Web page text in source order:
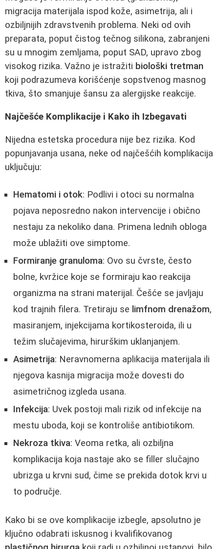
migracija materijala ispod kože, asimetrija, ali i
ozbiljnijih zdravstvenih problema. Neki od ovih
preparata, poput čistog tečnog silikona, zabranjeni
su u mnogim zemljama, poput SAD, upravo zbog
visokog rizika. Važno je istražiti biološki tretman
koji podrazumeva korišćenje sopstvenog masnog
tkiva, što smanjuje šansu za alergijske reakcije.
Najčešće Komplikacije i Kako ih Izbegavati
Nijedna estetska procedura nije bez rizika. Kod
popunjavanja usana, neke od najčešćih komplikacija
uključuju:
Hematomi i otok: Podlivi i otoci su normalna
pojava neposredno nakon intervencije i obično
nestaju za nekoliko dana. Primena lednih obloga
može ublažiti ove simptome.
Formiranje granuloma: Ovo su čvrste, često
bolne, kvržice koje se formiraju kao reakcija
organizma na strani materijal. Češće se javljaju
kod trajnih filera. Tretiraju se limfnom drenažom,
masiranjem, injekcijama kortikosteroida, ili u
težim slučajevima, hirurškim uklanjanjem.
Asimetrija: Neravnomerna aplikacija materijala ili
njegova kasnija migracija može dovesti do
asimetričnog izgleda usana.
Infekcija: Uvek postoji mali rizik od infekcije na
mestu uboda, koji se kontroliše antibiotikom.
Nekroza tkiva: Veoma retka, ali ozbiljna
komplikacija koja nastaje ako se filler slučajno
ubrizga u krvni sud, čime se prekida dotok krvi u
to područje.
Kako bi se ove komplikacije izbegle, apsolutno je
ključno odabrati iskusnog i kvalifikovanog